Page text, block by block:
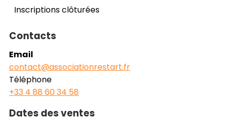
Inscriptions clôturées
Contacts
Email
contact@associationrestart.fr
Téléphone
+33 4 88 60 34 58
Dates des ventes